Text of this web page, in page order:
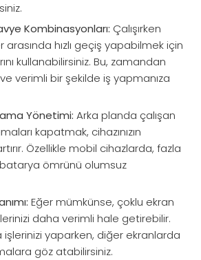
Kombinasyonları: Çalışırken
arasında hızlı geçiş yapabilmek için
kullanabilirsiniz. Bu, zamandan
verimli bir şekilde iş yapmanıza
Yönetimi: Arka planda çalışan
kapatmak, cihazınızın
Özellikle mobil cihazlarda, fazla
ömrünü olumsuz
Eğer mümkünse, çoklu ekran
daha verimli hale getirebilir.
işlerinizi yaparken, diğer ekranlarda
göz atabilirsiniz.